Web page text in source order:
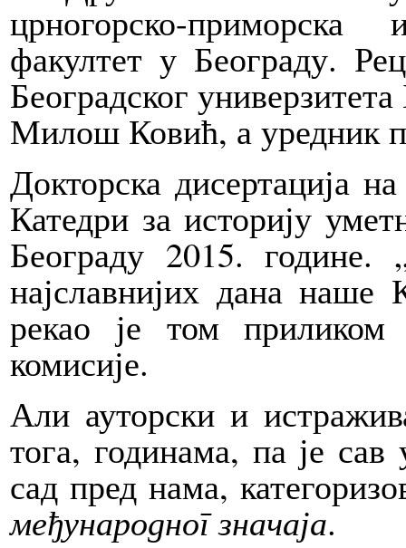
црногорско-
факултет у Београду.
Београдског
Милош Ковић, а уредник
Докторска дисертација
Катедри за историју
Београду 2015. године.
најславнијих дана
рекао је том
комисије.
Али ауторски и
тога, годинама, па је сав
сад пред нама,
међународног значаја.